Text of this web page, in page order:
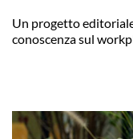
Un progetto
conoscenza sul